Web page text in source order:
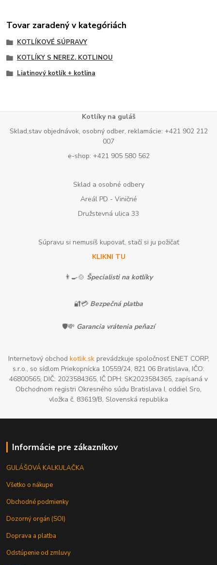
Tovar zaradený v kategóriách
KOTLÍKOVÉ SÚPRAVY
KOTLÍKY S NEREZ. KOTLINOU
Liatinový kotlík + kotlina
Kotlíky na guláš
Sklad,stav objednávok, osobný odber, reklamácie: +421 902 212
007
e-shop: +421 905 580 562
Sklad a osobné odbery
Areál PD - Viničné
Družstevná ulica 33
Súpravu si nemusíš kupovať, stačí si ju požičať
KLIKNI TU
👨‍🍳🍲 Špecialisti na kotlíky
🔐💳 Bezpečná platba
🛡️💸 Garancia vrátenia peňazí
Internetový obchod kotlik.skprevádzkuje spoločnosť ENET CORP,
s.r.o., so sídlom Priekopnícka 10559/24, 821 06 Bratislava, IČO:
46800565, DIČ: 2023584365, IČ DPH: SK2023584365, zapísaná v
Obchodnom registri Okresného súdu Bratislava I, oddiel Sro,
vložka č. 83619/B, Slovenská republika
Informácie pre zákazníkov
GULÁŠOVÁ KALKULAČKA
Všetko o nákupe
Obchodné podmienky
Dozorný orgán (SOI)
Doprava a platba
Odstúpenie od zmluvy